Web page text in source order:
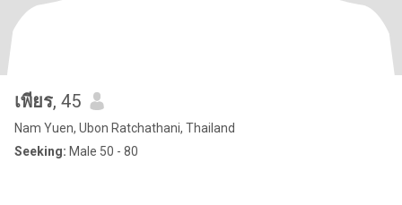
เพียร, 45
Nam Yuen, Ubon Ratchathani, Thailand
Seeking: Male 50 - 80